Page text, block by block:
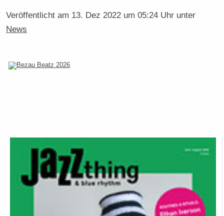
Veröffentlicht am 13. Dez 2022 um 05:24 Uhr unter
News